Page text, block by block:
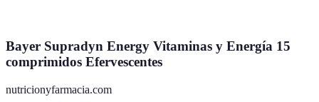
Bayer Supradyn Energy Vitaminas y Energía 15
comprimidos Efervescentes
nutricionyfarmacia.com